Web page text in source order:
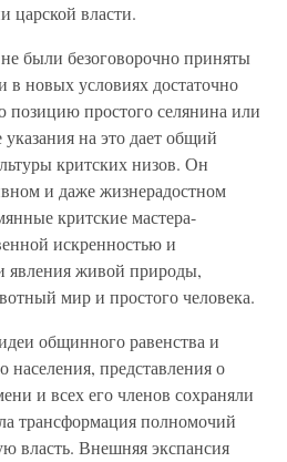
царской власти.
были безоговорочно приняты
новых условиях достаточно
позицию простого селянина или
на это дает общий
критских низов. Он
и даже жизнерадостном
критские мастера-
искренностью и
явления живой природы,
мир и простого человека.
общинного равенства и
населения, представления о
и всех его членов сохраняли
трансформация полномочий
власть. Внешняя экспансия